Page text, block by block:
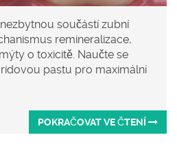
součástí zubní
remineralizace,
o toxicitě. Naučte se
pastu pro maximální
POKRAČOVAT VE ČTENÍ